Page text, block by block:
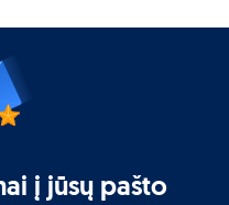
į jūsų pašto